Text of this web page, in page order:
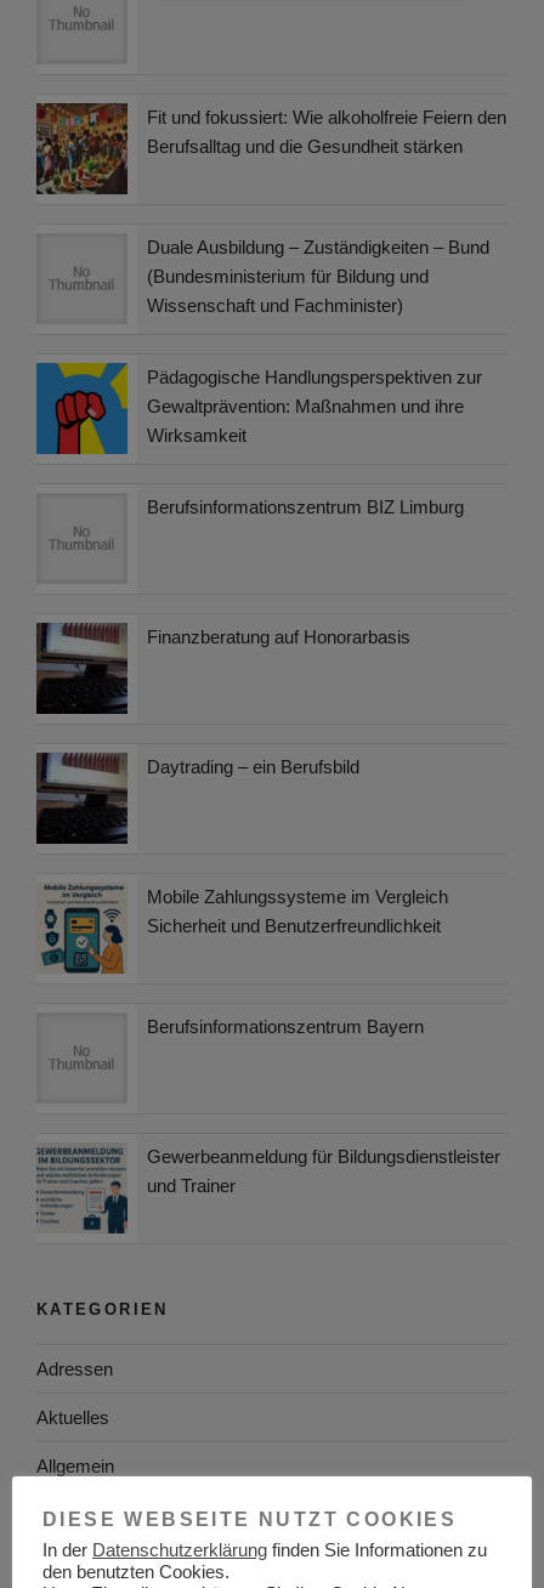
Fit und fokussiert: Wie alkoholfreie Feiern den
Berufsalltag und die Gesundheit stärken
Duale Ausbildung – Zuständigkeiten – Bund
(Bundesministerium für Bildung und
Wissenschaft und Fachminister)
Pädagogische Handlungsperspektiven zur
Gewaltprävention: Maßnahmen und ihre
Wirksamkeit
Berufsinformationszentrum BIZ Limburg
Finanzberatung auf Honorarbasis
Daytrading – ein Berufsbild
Mobile Zahlungssysteme im Vergleich
Sicherheit und Benutzerfreundlichkeit
Berufsinformationszentrum Bayern
Gewerbeanmeldung für Bildungsdienstleister
und Trainer
KATEGORIEN
Adressen
Aktuelles
Allgemein
Arbeitgeber
Arbeitsplatzsuche
DIESE WEBSEITE NUTZT COOKIES
In der Datenschutzerklärung finden Sie Informationen zu
den benutzten Cookies.